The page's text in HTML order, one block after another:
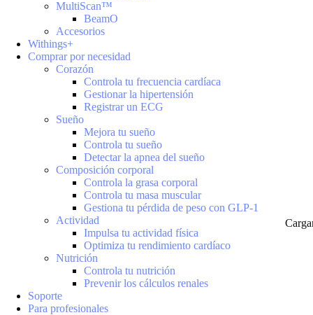
MultiScan™
BeamO
Accesorios
Withings+
Comprar por necesidad
Corazón
Controla tu frecuencia cardíaca
Gestionar la hipertensión
Registrar un ECG
Sueño
Mejora tu sueño
Controla tu sueño
Detectar la apnea del sueño
Composición corporal
Controla la grasa corporal
Controla tu masa muscular
Gestiona tu pérdida de peso con GLP-1
Actividad
Impulsa tu actividad física
Optimiza tu rendimiento cardíaco
Nutrición
Controla tu nutrición
Prevenir los cálculos renales
Soporte
Para profesionales